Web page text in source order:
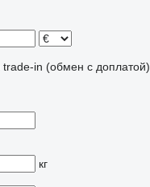
trade-in (обмен с доплатой)
кг